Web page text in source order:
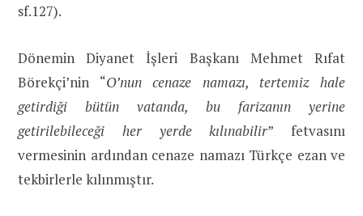
sf.127).
Dönemin Diyanet İşleri Başkanı Mehmet Rıfat
Börekçi’nin “O’nun cenaze namazı, tertemiz hale
getirdiği bütün vatanda, bu farizanın yerine
getirilebileceği her yerde kılınabilir” fetvasını
vermesinin ardından cenaze namazı Türkçe ezan ve
tekbirlerle kılınmıştır.